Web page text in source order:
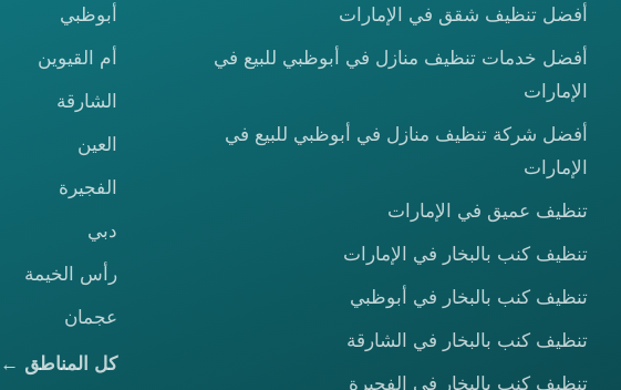
أفضل تنظيف شقق في الإمارات
أفضل خدمات تنظيف منازل في أبوظبي للبيع في
الإمارات
أفضل شركة تنظيف منازل في أبوظبي للبيع في
الإمارات
تنظيف عميق في الإمارات
تنظيف كنب بالبخار في الإمارات
تنظيف كنب بالبخار في أبوظبي
تنظيف كنب بالبخار في الشارقة
تنظيف كنب بالبخار في الفجيرة
أبوظبي
أم القيوين
الشارقة
العين
الفجيرة
دبي
رأس الخيمة
عجمان
كل المناطق ←